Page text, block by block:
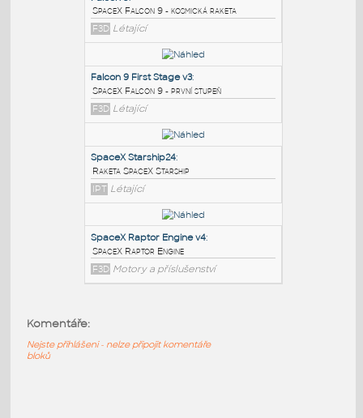
PODOBNÉ BLOKY
SpaceX Falcon 9 - kosmická raketa
F3D Létající
Falcon 9 First Stage v3:
SpaceX Falcon 9 - první stupeň
F3D
Létající
Raketa SpaceX Starship
Komentáře:
Nejste přihlášeni - nelze připojit komentáře
bloků